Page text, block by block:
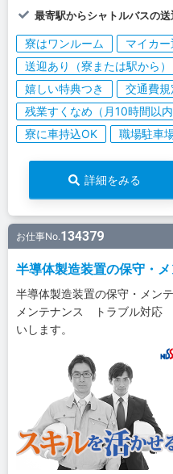
最寄駅からシャトルバスの送
寮はワンルーム
マイカ
送迎あり（寮または駅から）
嬉しい特典つき
交通費
残業すくなめ（月10時間以内
寮に車持込OK
職場駐車
詳細をみる
お仕事No.134379
半導体製造装置の保守・
半導体製造装置の保守・メ
メンテナンス トラブル対応
いします。